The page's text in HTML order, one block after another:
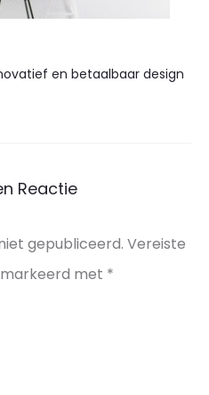
en betaalbaar design
Reactie
gepubliceerd. Vereiste
met *